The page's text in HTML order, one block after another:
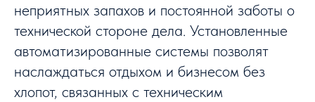
неприятных запахов и постоянной заботы о
технической стороне дела. Установленные
автоматизированные системы позволят
наслаждаться отдыхом и бизнесом без
хлопот, связанных с техническим